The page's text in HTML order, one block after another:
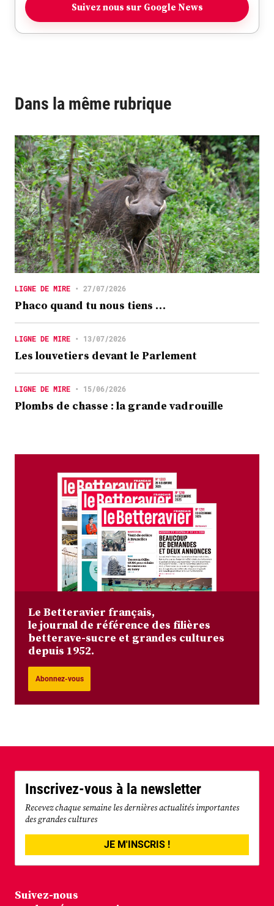
Suivez nous sur Google News
Dans la même rubrique
LIGNE DE MIRE • 27/07/2026
Phaco quand tu nous tiens …
LIGNE DE MIRE • 13/07/2026
Les louvetiers devant le Parlement
LIGNE DE MIRE • 15/06/2026
Plombs de chasse : la grande vadrouille
Le Betteravier français,
le journal de référence des filières
betterave-sucre et grandes cultures
depuis 1952.
Abonnez-vous
Inscrivez-vous à la newsletter
Recevez chaque semaine les dernières actualités importantes
des grandes cultures
JE M'INSCRIS !
Suivez-nous